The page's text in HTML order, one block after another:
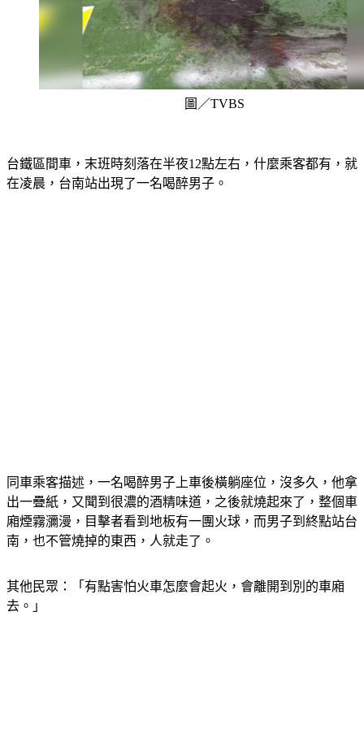
圖／TVBS
台鐵區間車，末班時刻落在半夜12點左右，什麼乘客都有，就
在凌晨，台南站出現了一名喝醉男子。
同車乘客描述，一名喝醉男子上車後橫躺座位，沒多久，他拿
出一疊紙，又聞到很濃的酒精味道，之後就燒起來了，整個車
廂煙霧瀰漫，目擊者看到地板有一團火球，而男子到終點站台
南，也不管燒掉的東西，人就走了。
其他民眾：「有點害怕火車怎麼會起火，會離開到別的車廂
去。」